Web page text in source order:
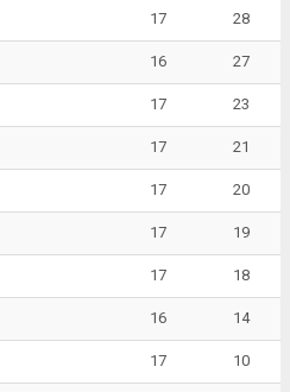
17 28
16 27
17 23
17 21
17 20
17 19
17 18
16 14
17 10